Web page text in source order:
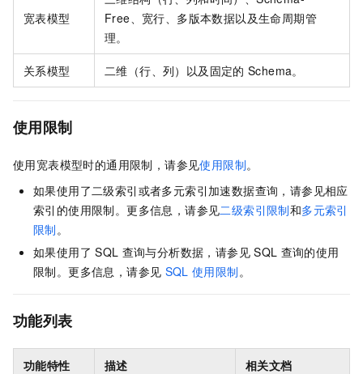
宽表模型
Free、宽行、多版本数据以及生命周期管
理。
关系模型 二维（行、列）以及固定的 Schema。
使用限制
使用宽表模型时的通用限制，请参见使用限制。
如果使用了二级索引或者多元索引加速数据查询，请参见相应
索引的使用限制。更多信息，请参见二级索引限制和多元索引
限制 。
如果使用了 SQL 查询与分析数据，请参见 SQL 查询的使用
限制。更多信息，请参见 SQL 使用限制 。
功能列表
功能特性 描述 相关文档